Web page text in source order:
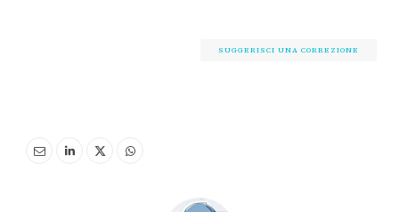
SUGGERISCI UNA CORREZIONE